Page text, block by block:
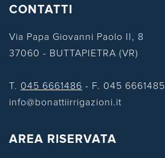
CONTATTI
Via Papa Giovanni Paolo II, 8
37060 - BUTTAPIETRA (VR)
T. 045 6661486 - F. 045 6661485
info@bonattiirrigazioni.it
AREA RISERVATA